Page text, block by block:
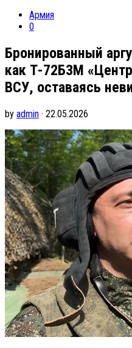
Армия
0
Бронированный
как Т-72Б3М
ВСУ, оставаясь
by admin · 22.05.2026